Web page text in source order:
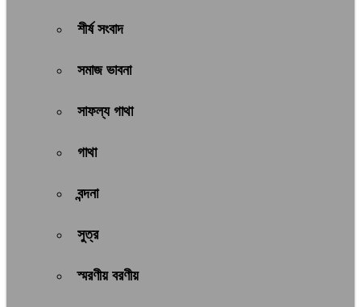
শীর্ষ সংবাদ
সমাজ ভাবনা
সাফল্য গাথা
গাথা
বন্দনা
সুত্র
স্মরণীয় বরণীয়